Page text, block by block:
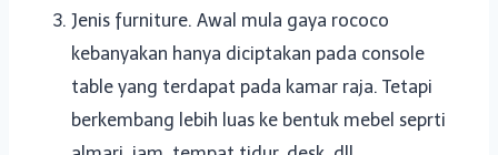
Jenis furniture. Awal mula gaya rococo
kebanyakan hanya diciptakan pada console
table yang terdapat pada kamar raja. Tetapi
berkembang lebih luas ke bentuk mebel seprti